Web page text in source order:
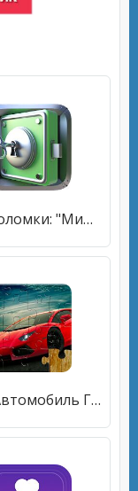
Головоломки: "Мир Головоломок" - Логические Игры
Игра Автомобиль Головоломка - детей и взрослых